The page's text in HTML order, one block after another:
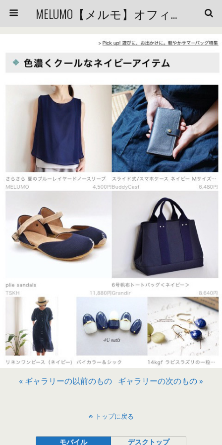
MELUMO【メルモ】オフィシャルブログ
« ギャラリーの以前のもの ギャラリーの次のもの »
トップに戻る
モバイル デスクトップ